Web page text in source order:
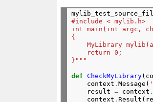
#include < mylib.h>
int main(int argc,
{
MyLibrary
    return 0;
} """
def CheckMyLibrary
    context
. Message(
    result
= context .
    context
.